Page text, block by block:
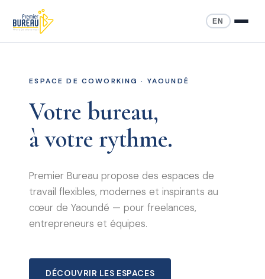
EN
ESPACE DE COWORKING · YAOUNDÉ
Votre bureau,
à votre rythme.
Premier Bureau propose des espaces de
travail flexibles, modernes et inspirants au
cœur de Yaoundé — pour freelances,
entrepreneurs et équipes.
DÉCOUVRIR LES ESPACES